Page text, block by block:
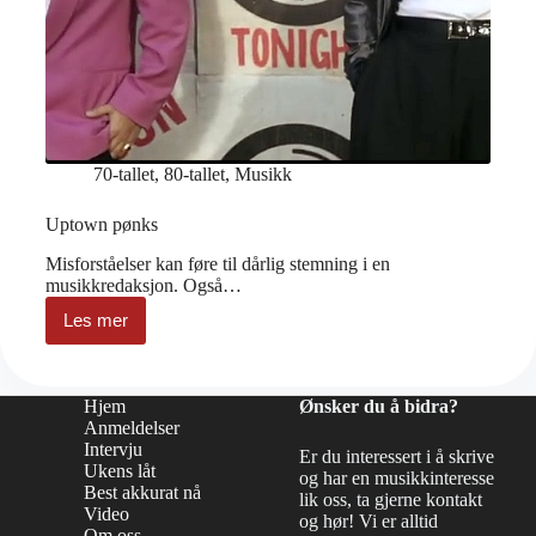
70-tallet, 80-tallet, Musikk
Uptown pønks
Misforståelser kan føre til dårlig stemning i en
musikkredaksjon. Også…
Les mer
Uptown
pønks
Hjem
Anmeldelser
Intervju
Ukens låt
Best akkurat nå
Video
Ønsker du å bidra?
Er du interessert i å skrive
og har en musikkinteresse
lik oss, ta gjerne kontakt
og hør! Vi er alltid